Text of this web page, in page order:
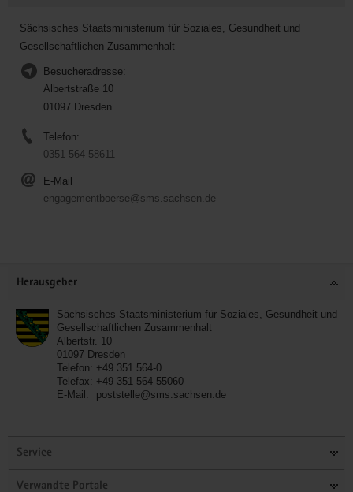
Sächsisches Staatsministerium für Soziales, Gesundheit und
Gesellschaftlichen Zusammenhalt
Besucheradresse:
Albertstraße 10
01097 Dresden
Telefon:
0351 564-58611
E-Mail
engagementboerse@sms.sachsen.de
Herausgeber
Sächsisches Staatsministerium für Soziales, Gesundheit und
Gesellschaftlichen Zusammenhalt
Albertstr. 10
01097 Dresden
Telefon: +49 351 564-0
Telefax: +49 351 564-55060
E-Mail:
poststelle@sms.sachsen.de
Service
Verwandte Portale